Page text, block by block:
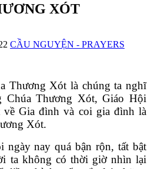
XÓT
CẦU NGUYỆN - PRAYERS
Thương Xót là chúng ta nghĩ
Chúa Thương Xót, Giáo Hội
về Gia đình và coi gia đình là
Xót.
ngày nay quá bận rộn, tất bật
ta không có thời giờ nhìn lại